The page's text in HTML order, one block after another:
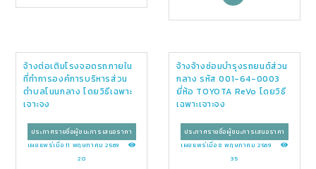
จ้างต่อเติมโรงจอดรถภายใน
ที่ทำการองค์การบริหารส่วน
ตำบลโนนกลาง โดยวิธีเฉพาะ
เจาะจง
ประกาศรายชื่อผู้ชนะการเสนอราคา
เผยแพร่เมื่อ 11 พฤษภาคม 2569
20
จ้างจ้างซ่อมบำรุงรถยนต์ส่วน
กลาง รหัส 001-64-0003
ยี่ห้อ TOYOTA ReVo โดยวิธี
เฉพาะเจาะจง
ประกาศรายชื่อผู้ชนะการเสนอราคา
เผยแพร่เมื่อ 8 พฤษภาคม 2569
35